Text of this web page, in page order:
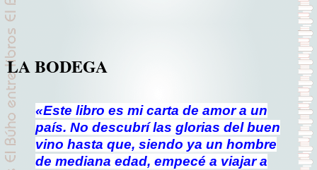
LA BODEGA
«Este libro es mi carta de amor a un
país. No descubrí las glorias del buen
vino hasta que, siendo ya un hombre
de mediana edad, empecé a viajar a